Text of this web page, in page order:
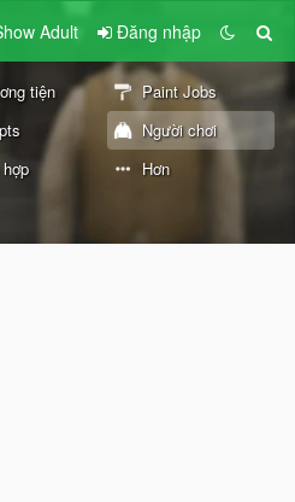
Adult Đăng nhập
tiện
Paint Jobs
Người chơi
Hơn